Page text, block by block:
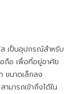
เป็นอุปกรณ์สำหรับ
ถือ เพื่อที่อยู่อาศัย
ขนาดเล็กลง
มารถเข้าถึงได้ใน